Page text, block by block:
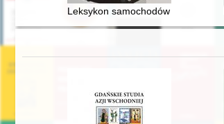
Leksykon samochodów : Polski Fiat